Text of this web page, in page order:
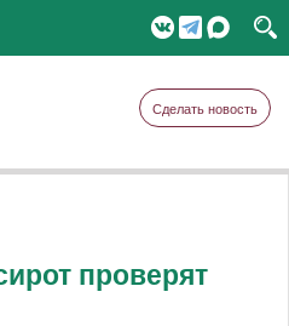
Сделать новость
проверят